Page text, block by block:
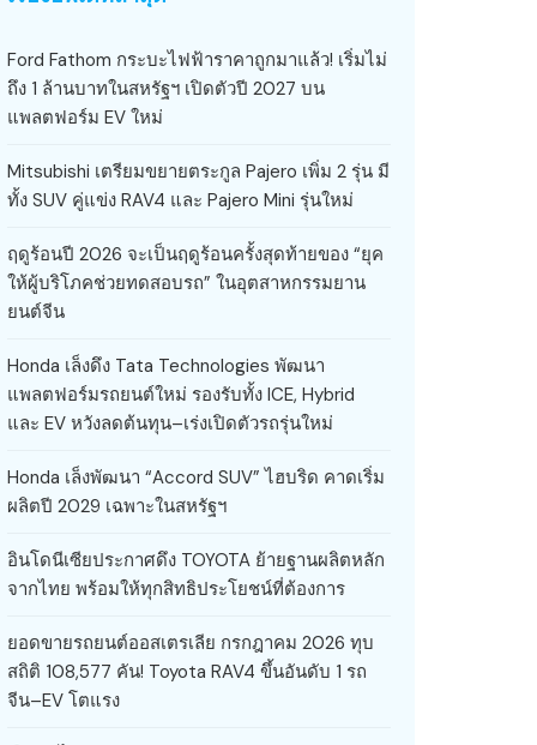
Ford Fathom กระบะไฟฟ้าราคาถูกมาแล้ว! เริ่มไม่
ถึง 1 ล้านบาทในสหรัฐฯ เปิดตัวปี 2027 บน
แพลตฟอร์ม EV ใหม่
Mitsubishi เตรียมขยายตระกูล Pajero เพิ่ม 2 รุ่น มี
ทั้ง SUV คู่แข่ง RAV4 และ Pajero Mini รุ่นใหม่
ฤดูร้อนปี 2026 จะเป็นฤดูร้อนครั้งสุดท้ายของ “ยุค
ให้ผู้บริโภคช่วยทดสอบรถ” ในอุตสาหกรรมยาน
ยนต์จีน
Honda เล็งดึง Tata Technologies พัฒนา
แพลตฟอร์มรถยนต์ใหม่ รองรับทั้ง ICE, Hybrid
และ EV หวังลดต้นทุน–เร่งเปิดตัวรถรุ่นใหม่
Honda เล็งพัฒนา “Accord SUV” ไฮบริด คาดเริ่ม
ผลิตปี 2029 เฉพาะในสหรัฐฯ
อินโดนีเซียประกาศดึง TOYOTA ย้ายฐานผลิตหลัก
จากไทย พร้อมให้ทุกสิทธิประโยชน์ที่ต้องการ
ยอดขายรถยนต์ออสเตรเลีย กรกฎาคม 2026 ทุบ
สถิติ 108,577 คัน! Toyota RAV4 ขึ้นอันดับ 1 รถ
จีน–EV โตแรง